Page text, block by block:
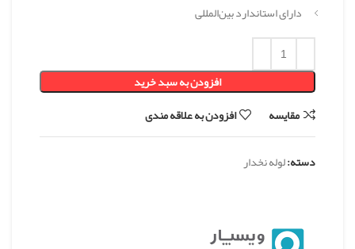
دارای استاندارد بین‌المللی
افزودن به سبد خرید
مقایسه
افزودن به علاقه مندی
دسته:لوله نخدار